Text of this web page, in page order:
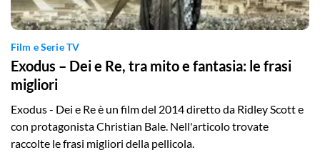
Film e Serie TV
Exodus – Dei e Re, tra mito e fantasia: le frasi
migliori
Exodus - Dei e Re è un film del 2014 diretto da Ridley Scott e
con protagonista Christian Bale. Nell'articolo trovate
raccolte le frasi migliori della pellicola.